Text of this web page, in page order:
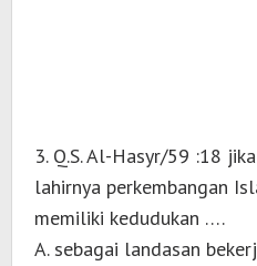
3. Q.S. Al-Hasyr/59 :18
lahirnya perkembangan
memiliki kedudukan ….
A. sebagai landasan